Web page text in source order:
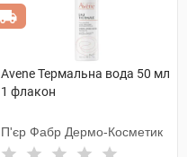
Avene Термальна вода 50 мл
1 флакон
П'єр Фабр Дермо-Косметик